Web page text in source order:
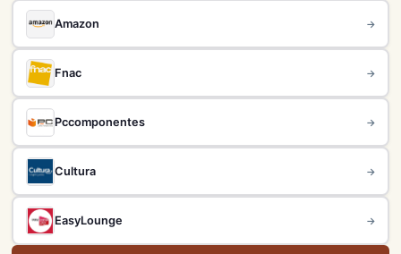
Amazon →
Fnac →
Pccomponentes →
Cultura →
EasyLounge →